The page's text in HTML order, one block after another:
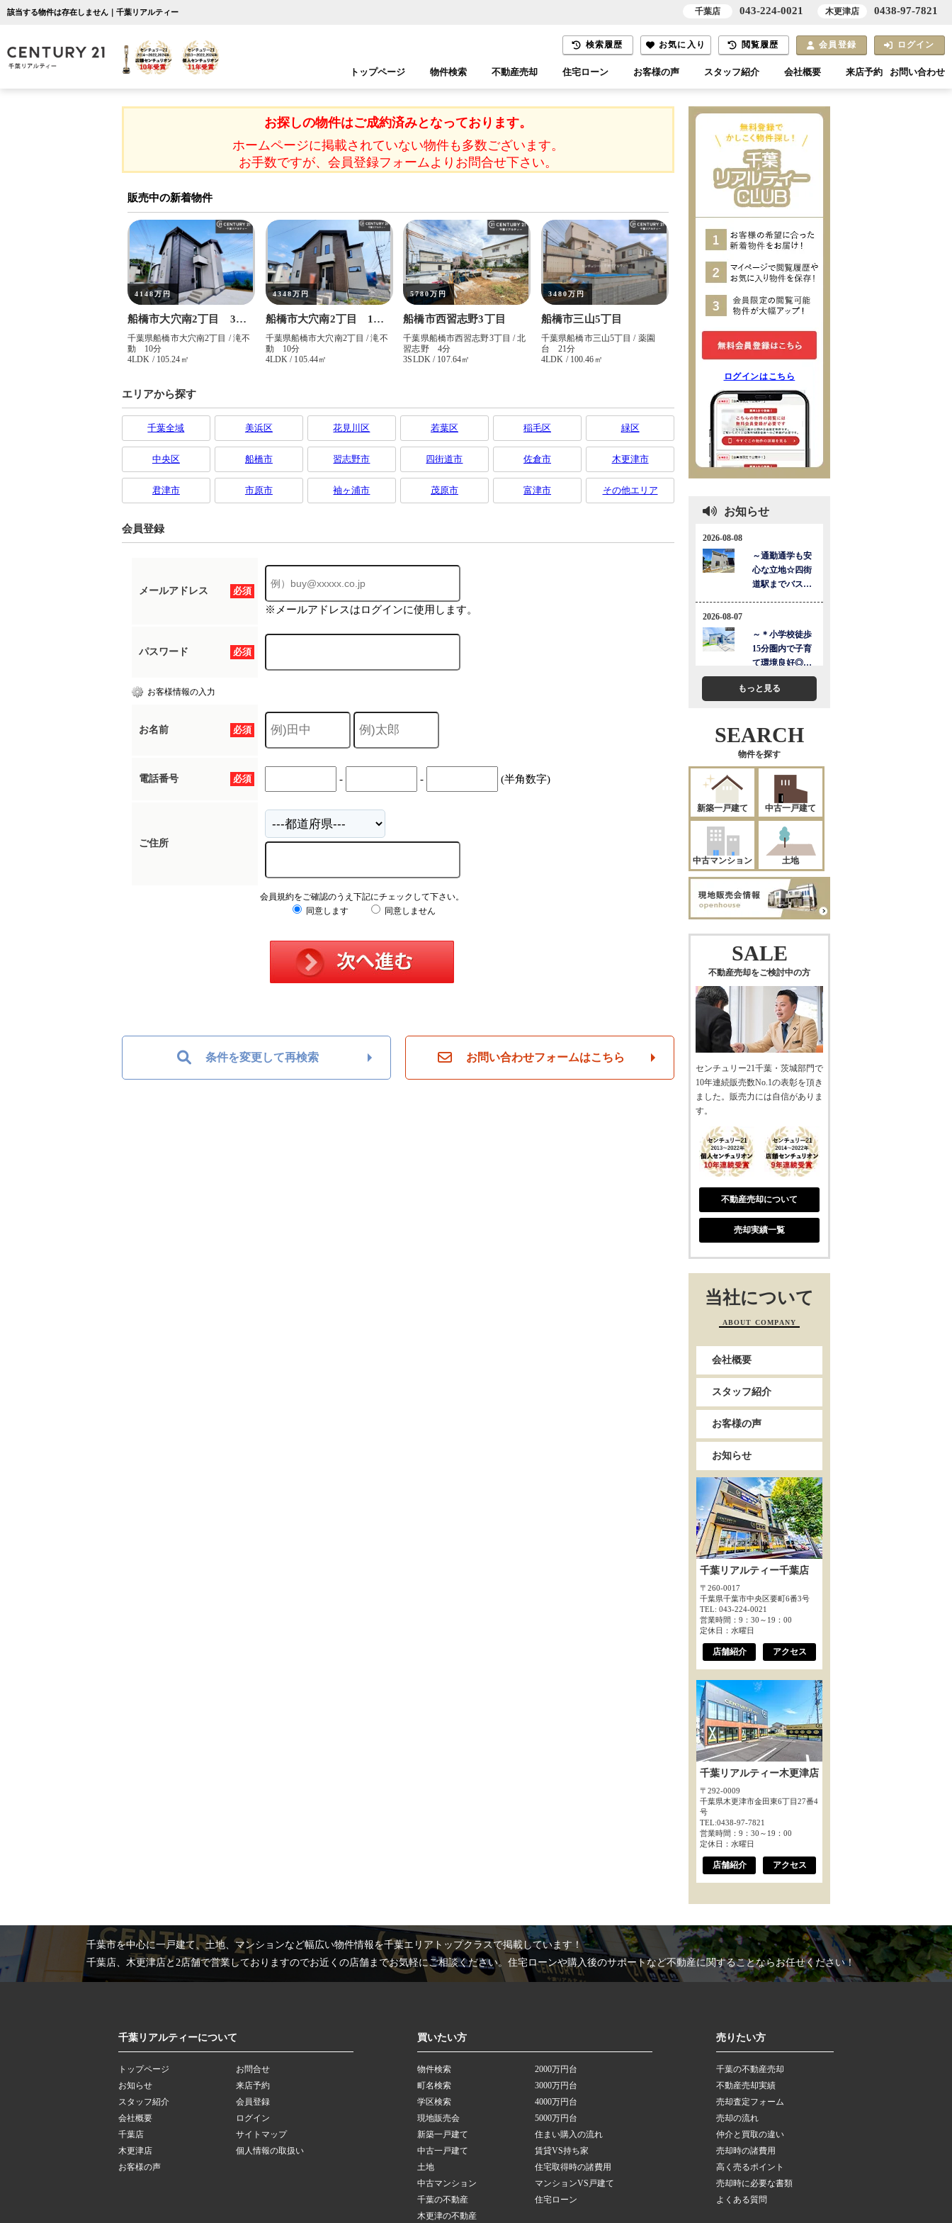
該当する物件は存在しません｜千葉リアルティー
検索履歴 お気に入り 閲覧履歴 会員登録 ログイン
トップページ 物件検索
千葉エリア 木更津エリア
不動産売却 住宅ローン お客様の声 スタッフ紹介 会社概要 来店予約 お問い合わせ
お探しの物件はご成約済みとなっております。
ホームページに掲載されていない物件も多数ございます。
お手数ですが、会員登録フォームよりお問合せ下さい。
エリアから探す
千葉全域 美浜区 花見川区 若葉区 稲毛区 緑区
中央区 船橋市 習志野市 四街道市 佐倉市 木更津市
君津市 市原市 袖ヶ浦市 茂原市 富津市 その他エリア
会員登録
必須
メールアドレス
※メールアドレスはログインに使用します。
必須
パスワード
お客様情報の入力
必須
お名前
必須
電話番号 - - (半角数字)
ご住所
会員規約をご確認のうえ下記にチェックして下さい。
同意します
同意しません
条件を変更して再検索 お問い合わせフォームはこちら
ログインはこちら
お知らせ
もっと見る
SEARCH
物件を探す
新築一戸建て 中古一戸建て
中古マンション 土地
SALE
不動産売却をご検討中の方
センチュリー21千葉・茨城部門で
10年連続販売数No.1の表彰を頂き
ました。販売力には自信がありま
す。
不動産売却について
売却実績一覧
当社について
ABOUT COMPANY
会社概要
スタッフ紹介
お客様の声
お知らせ
千葉リアルティー千葉店
〒260-0017
千葉県千葉市中央区要町6番3号
TEL: 043-224-0021
営業時間：9：30～19：00
定休日：水曜日
店舗紹介 アクセス
千葉リアルティー木更津店
〒292-0009
千葉県木更津市金田東6丁目27番4
号
TEL:0438-97-7821
営業時間：9：30～19：00
定休日：水曜日
店舗紹介 アクセス
千葉市を中心に一戸建て、土地、マンションなど幅広い物件情報を千葉エリアトップクラスで掲載しています！
千葉店、木更津店と2店舗で営業しておりますのでお近くの店舗までお気軽にご相談ください。住宅ローンや購入後のサポートなど不動産に関することならお任せください！
千葉リアルティーについて
トップページ
お知らせ
スタッフ紹介
会社概要
千葉店
木更津店
お客様の声
お問合せ
来店予約
会員登録
ログイン
サイトマップ
個人情報の取扱い
買いたい方
物件検索
町名検索
学区検索
現地販売会
新築一戸建て
中古一戸建て
土地
中古マンション
千葉の不動産
木更津の不動産
2000万円台
3000万円台
4000万円台
5000万円台
住まい購入の流れ
賃貸VS持ち家
住宅取得時の諸費用
マンションVS戸建て
住宅ローン
売りたい方
千葉の不動産売却
不動産売却実績
売却査定フォーム
売却の流れ
仲介と買取の違い
売却時の諸費用
高く売るポイント
売却時に必要な書類
よくある質問
千葉店 043-224-0021 木更津店 0438-97-7821